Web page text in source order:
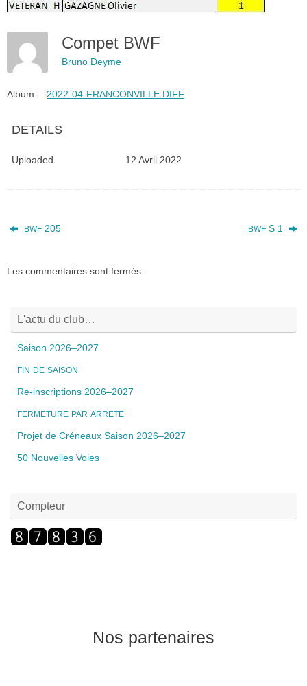
Compet BWF
Bruno Deyme
Album: 2022-04-FRANCONVILLE DIFF
DETAILS
Uploaded 12 Avril 2022
BWF 205 BWFS 1
Les commentaires sont fermés.
L'actu du club…
Saison 2026–2027
FIN DE SAISON
Re-inscriptions 2026–2027
FERMETURE PAR ARRETE
Projet de Créneaux Saison 2026–2027
50 Nouvelles Voies
Compteur
Nos partenaires